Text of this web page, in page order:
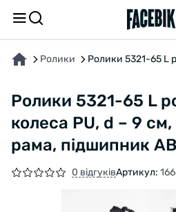
Ролики Ролики 5321-65 L
Ролики 5321-65 L
колеса PU, d – 9 см,
рама, підшипник
0 відгуківАртикул:
ПРО ТОВАР ХАРАКТЕРИСТИКИВІДГУКИ